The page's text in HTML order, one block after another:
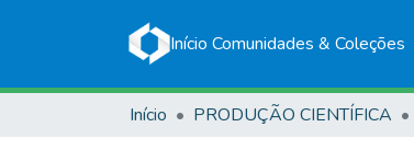
Início Comunidades & Coleções
Início PRODUÇÃO CIENTÍFICA